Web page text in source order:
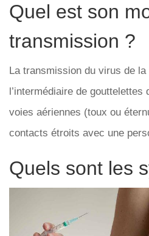
Quel est son
transmission ?
La transmission du virus de
l’intermédiaire de gouttelettes
voies aériennes (toux ou
contacts étroits avec une
Quels sont les